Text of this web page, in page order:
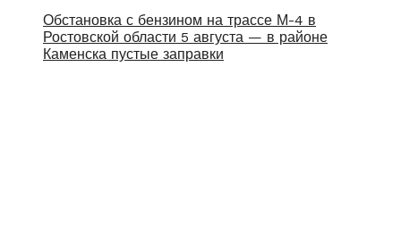
Обстановка с бензином на трассе М-4 в
Ростовской области 5 августа — в районе
Каменска пустые заправки